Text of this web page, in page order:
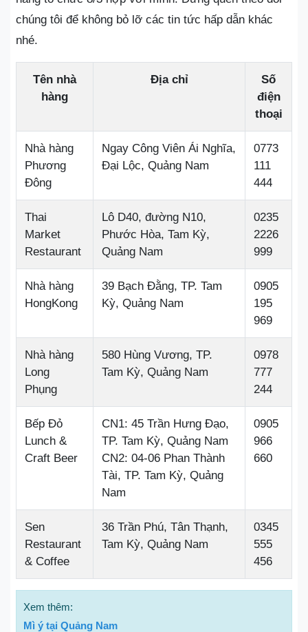
chúng tôi để không bỏ lỡ các tin tức hấp dẫn khác
nhé.
Tên nhà
hàng
Địa chỉ
Số
điện
thoại
Nhà hàng
Phương
Đông
Ngay Công Viên Ái Nghĩa,
Đại Lộc, Quảng Nam
0773
111
444
Thai
Market
Restaurant
Lô D40, đường N10,
Phước Hòa, Tam Kỳ,
Quảng Nam
0235
2226
999
Nhà hàng
HongKong
39 Bạch Đằng, TP. Tam
Kỳ, Quảng Nam
0905
195
969
Nhà hàng
Long
Phụng
580 Hùng Vương, TP.
Tam Kỳ, Quảng Nam
0978
777
244
Bếp Đỏ
Lunch &
Craft Beer
CN1: 45 Trần Hưng Đạo,
TP. Tam Kỳ, Quảng Nam
CN2: 04-06 Phan Thành
Tài, TP. Tam Kỳ, Quảng
Nam
0905
966
660
Sen
Restaurant
& Coffee
36 Trần Phú, Tân Thạnh,
Tam Kỳ, Quảng Nam
0345
555
456
Xem thêm:
Mì ý tại Quảng Nam